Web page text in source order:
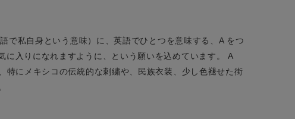
で私自身という意味）に、英語でひとつを意味する、A をつ
入りになれますように、という願いを込めています。 A
特にメキシコの伝統的な刺繍や、民族衣装、少し色褪せた街